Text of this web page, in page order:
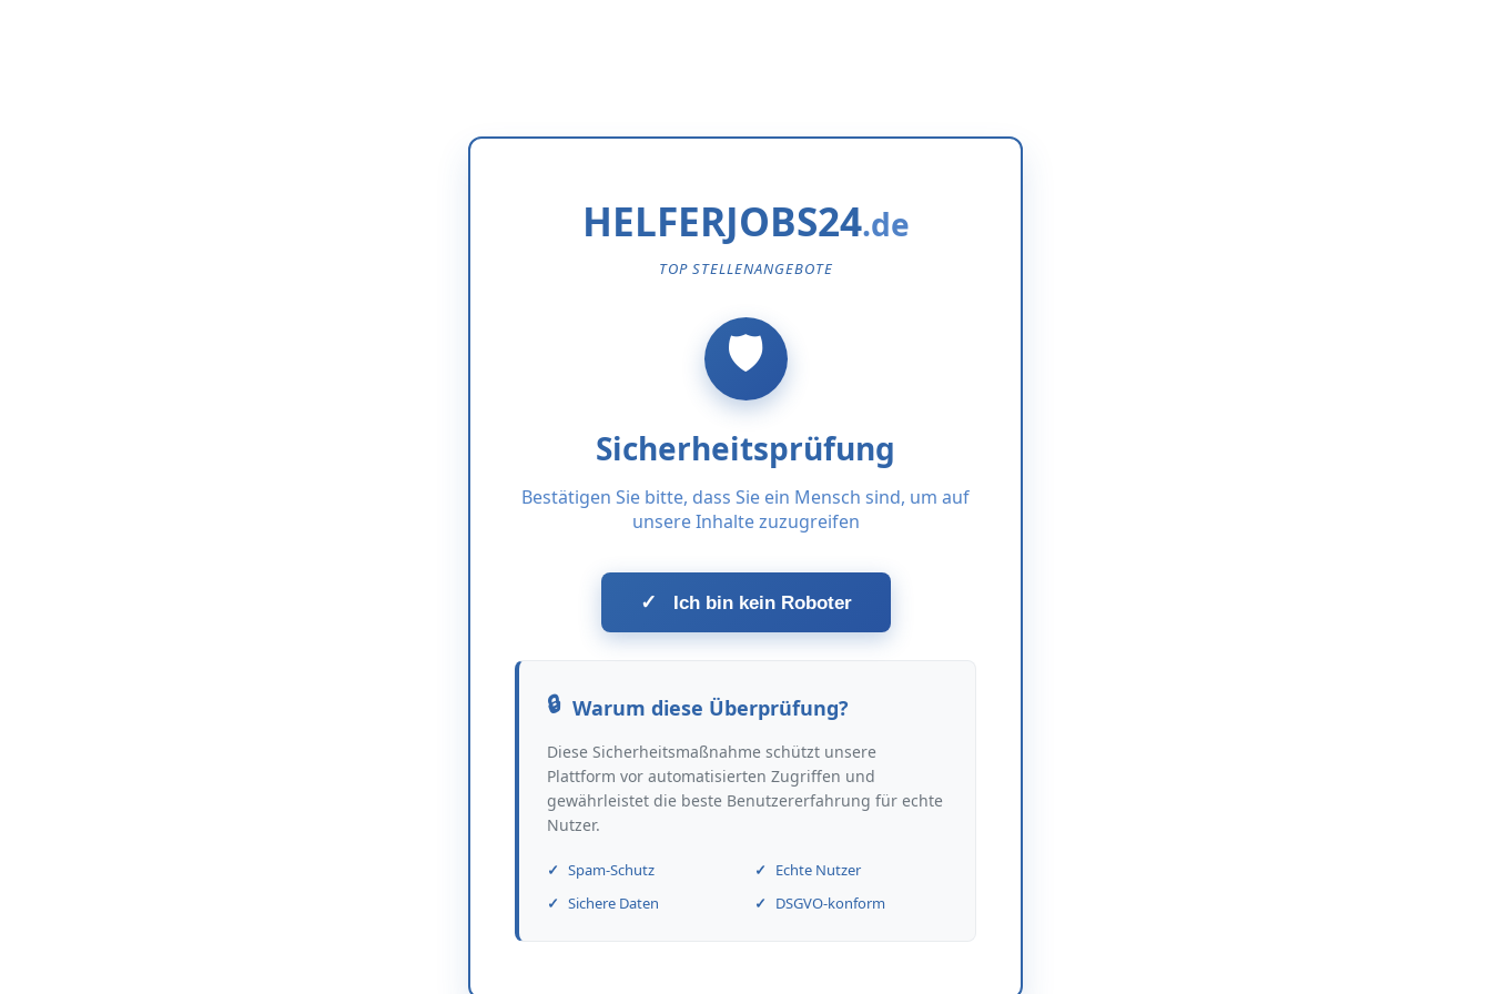
HELFERJOBS24
TOP STELLENANGEBOTE
Sicherheitsprüfung
Bestätigen Sie bitte, dass Sie ein Mensch sind, um auf
unsere Inhalte zuzugreifen
✓ Ich bin kein Roboter
Warum diese Überprüfung?
Diese Sicherheitsmaßnahme schützt unsere
Plattform vor automatisierten Zugriffen und
gewährleistet die beste Benutzererfahrung für echte
Nutzer.
Spam-Schutz
Echte Nutzer
Sichere Daten
DSGVO-konform